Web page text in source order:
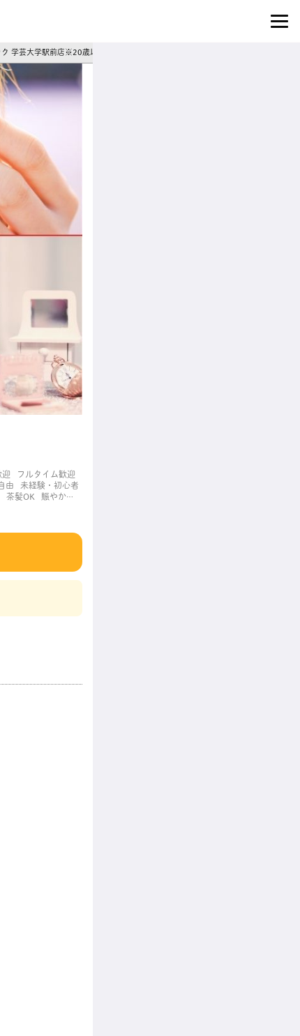
学芸大学駅前店※20歳以上】日払いOK♪
迎
フルタイム歓迎
由
未経験・初心者
茶髪OK
賑やかな